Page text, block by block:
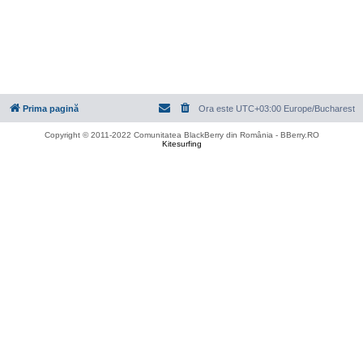
Prima pagină Ora este UTC+03:00 Europe/Bucharest
Copyright © 2011-2022 Comunitatea BlackBerry din România - BBerry.RO
Kitesurfing